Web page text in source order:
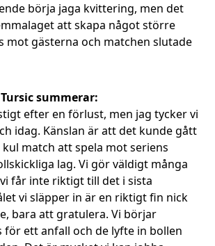
börja jaga kvittering, men det
att skapa något större
mot gästerna och matchen slutade
summerar:
efter en förlust, men jag tycker vi
idag. Känslan är att det kunde gått
kul match att spela mot seriens
lag. Vi gör väldigt många
får inte riktigt till det i sista
vi släpper in är en riktigt fin nick
bara att gratulera. Vi börjar
ett anfall och de lyfte in bollen